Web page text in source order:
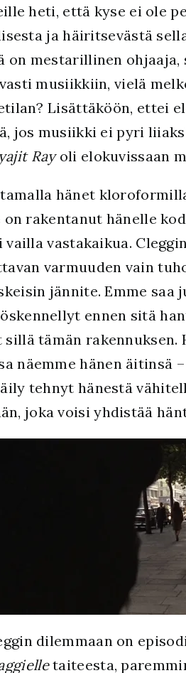
heti, että kyse ei ole
ja häiritsevästä
on mestarillinen
musiikkiin, vielä
Lisättäköön, ettei
jos musiikki ei pyri
Rayoli elokuvissaan
hänet
rakentanut hänelle
vastakaikua.
varmuuden vain
jännite. Emme
ennen sitä
tämän
näemme hänen
tehnyt hänestä
joka voisi yhdistää
dilemmaan on
taiteesta,